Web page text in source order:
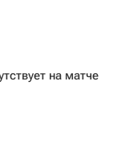
на матче